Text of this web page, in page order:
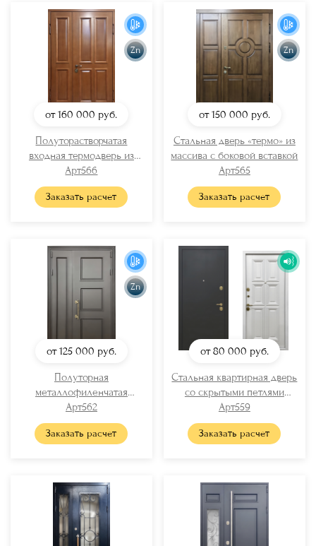
Zn
от 160 000 руб.
Полуторастворчатая
входная термодверь из
массива
Арт566
Заказать расчет
Zn
от 150 000 руб.
Стальная дверь «термо» из
массива с боковой вставкой
Арт565
Заказать расчет
Zn
от 125 000 руб.
Полуторная
металлофиленчатая
термодверь с латунными
отбойниками
Арт562
Заказать расчет
от 80 000 руб.
Стальная квартирная дверь
со скрытыми петлями
(порошковая краска + МДФ
RAL)
Арт559
Заказать расчет